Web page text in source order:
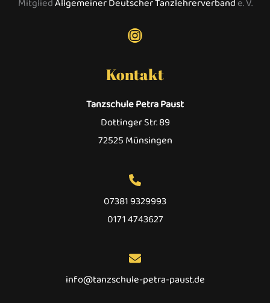
Instagram
Kontakt
Tanzschule Petra Paust
Dottinger Str. 89
72525 Münsingen
07381 9329993
0171 4743627
info@tanzschule-petra-paust.de